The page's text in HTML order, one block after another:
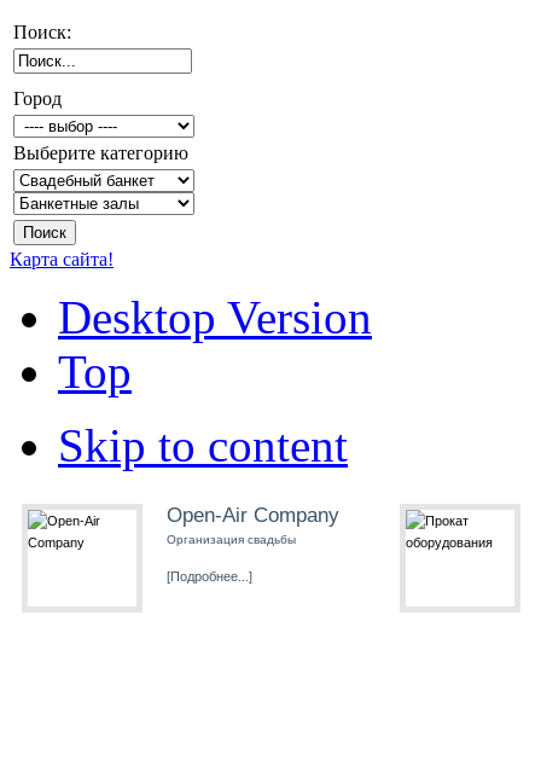
Поиск:
Город
Выберите категорию
Карта сайта!
Desktop Version
Top
Skip to content
Open-Air Company
Организация свадьбы
[Подробнее...]